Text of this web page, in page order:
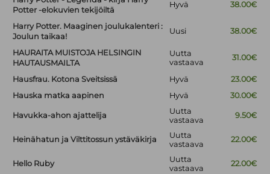
Potter -elokuvien tekijöiltä
Hyvä 38.00€
Harry Potter. Maaginen joulukalenteri :
Joulun taikaa!
Uusi 38.00€
HAURAITA MUISTOJA HELSINGIN
HAUTAUSMAILTA
Uutta
vastaava
31.00€
Hausfrau. Kotona Sveitsissä Hyvä
23.00€
Hauska matka aapinen
Hyvä 30.00€
Havukka-ahon ajattelija
Uutta
vastaava
9.50€
Heinähatun ja Vilttitossun ystäväkirja
Uutta
vastaava
22.00€
Hello Ruby
Uutta
vastaava
22.00€